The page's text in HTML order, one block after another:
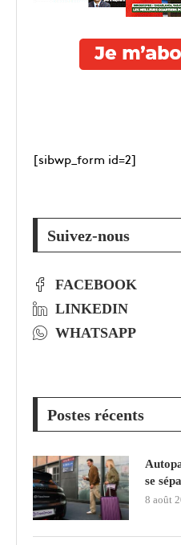
[sibwp_form id=2]
Suivez-nous
FACEBOOK
LINKEDIN
WHATSAPP
Postes récents
se
8 août